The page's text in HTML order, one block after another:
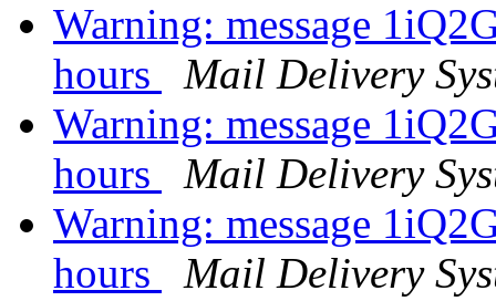
Warning: message
hours
Mail Delivery
Warning: message
hours
Mail Delivery
Warning: message
hours
Mail Delivery